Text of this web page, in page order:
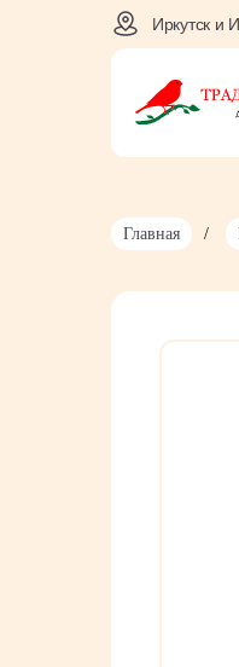
Иркутск и
Главная /